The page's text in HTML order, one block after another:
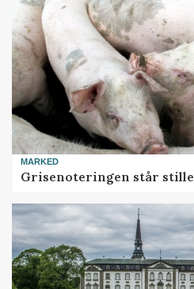
MARKED
Grisenoteringen står stille